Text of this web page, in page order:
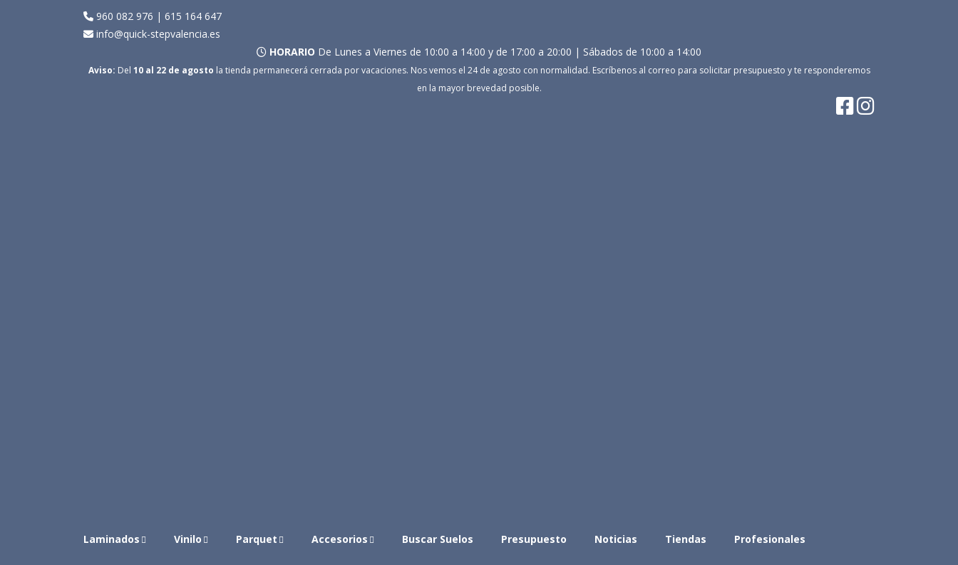
960 082 976 | 615 164 647
info@quick-stepvalencia.es
HORARIO De Lunes a Viernes de 10:00 a 14:00 y de 17:00 a 20:00 | Sábados de 10:00 a 14:00
Aviso: Del 10 al 22 de agosto la tienda permanecerá cerrada por vacaciones. Nos vemos el 24 de agosto con normalidad. Escríbenos al correo para solicitar presupuesto y te responderemos
en la mayor brevedad posible.
Laminados Vinilo Parquet Accesorios Buscar Suelos Presupuesto Noticias Tiendas Profesionales